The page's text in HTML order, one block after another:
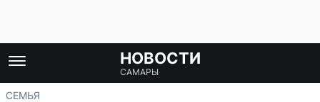
НОВОСТИ
САМАРЫ
СЕМЬЯ